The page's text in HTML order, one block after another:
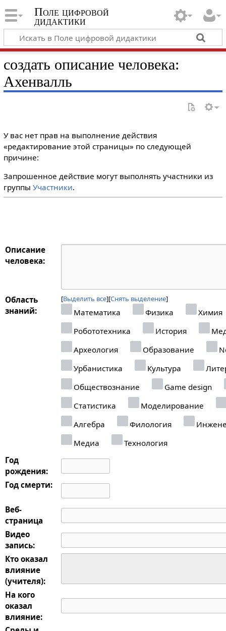
Поле цифровой
дидактики
создать описание человека:
Ахенвалль
У вас нет прав на выполнение действия
«редактирование этой страницы» по следующей
причине:
Запрошенное действие могут выполнять участники из
группы Участники.
Описание
человека:
Область
знаний:
Выделить все Снять выделение
Математика Физика
Химия
Робототехника
История
Археология
Образование
Урбанистика
Культура
Обществознание
Game design
Статистика
Моделирование
Алгебра
Филология
Медиа
Технология
Год
рождения:
Год смерти:
Веб-
страница
Видео
запись:
Кто оказал
влияние
(учителя):
На кого
оказал
влияние: